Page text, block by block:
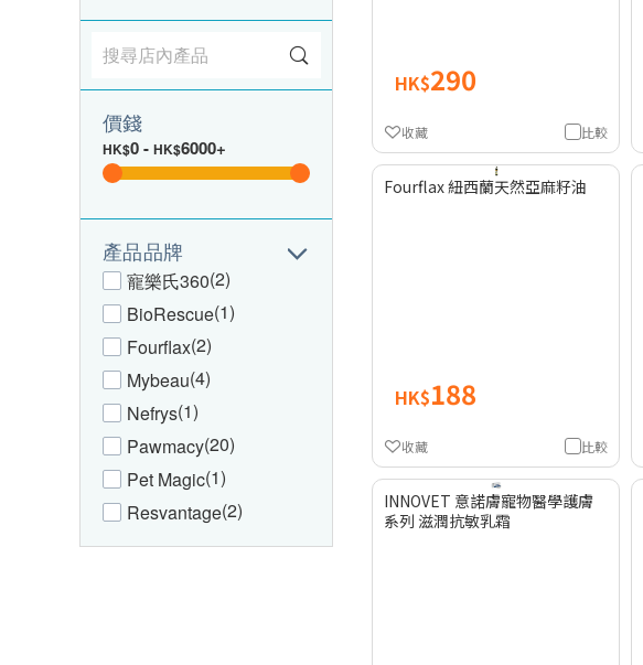
價錢
HK$0- HK$6000+
產品品牌
寵樂氏360(2)
BioRescue(1)
Fourflax(2)
Mybeau(4)
Nefrys(1)
Pawmacy(20)
Pet Magic(1)
Resvantage(2)
HK$290
比較
收藏
Fourflax 紐西蘭天然亞麻籽油
HK$188
比較
收藏
INNOVET 意諾膚寵物醫學護膚
系列 滋潤抗敏乳霜